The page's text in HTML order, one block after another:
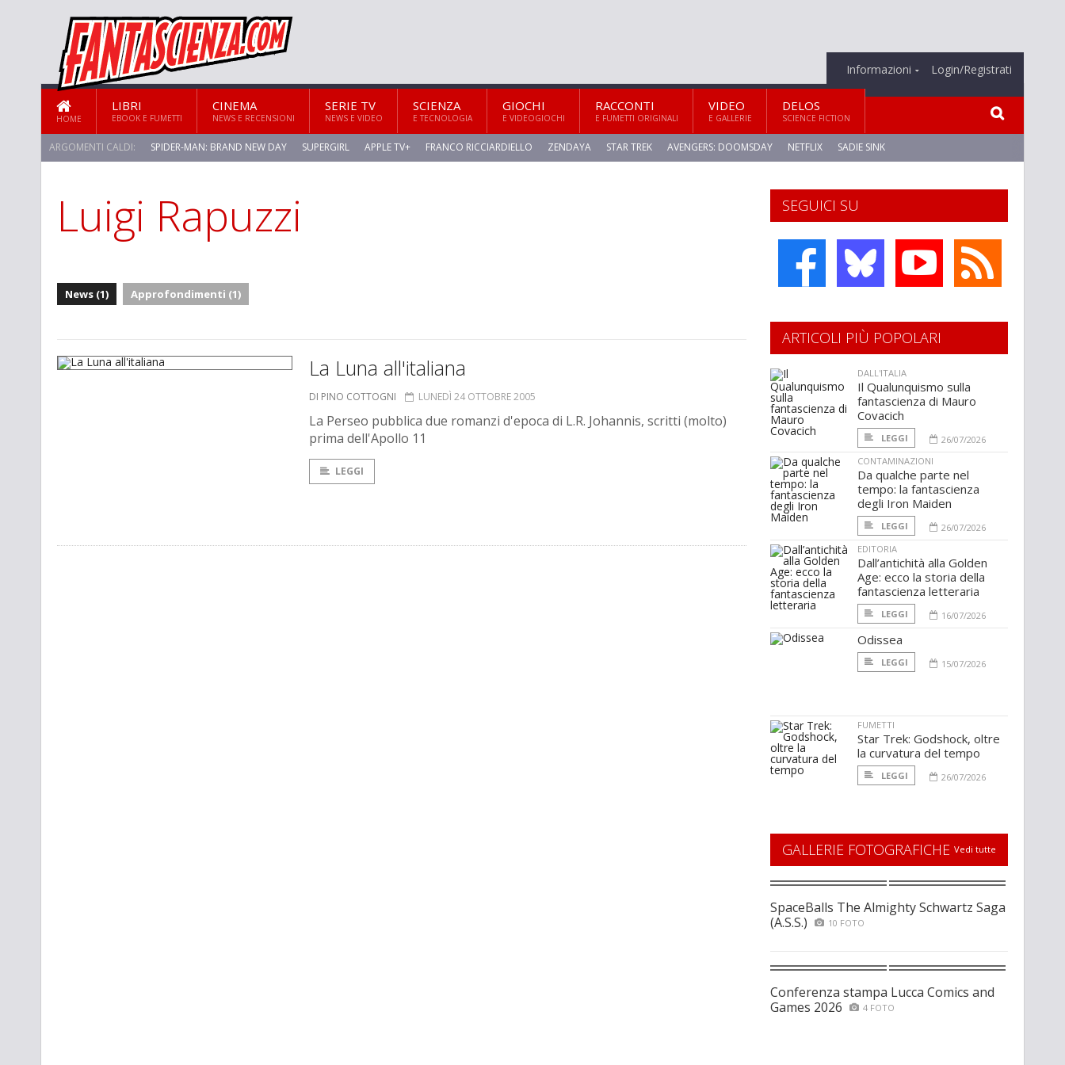
Informazioni Login/Registrati
HOME
LIBRI
EBOOK E FUMETTI
CINEMA
NEWS E RECENSIONI
SERIE TV
NEWS E VIDEO
SCIENZA
E TECNOLOGIA
GIOCHI
E VIDEOGIOCHI
RACCONTI
E FUMETTI ORIGINALI
VIDEO
E GALLERIE
DELOS
SCIENCE FICTION
ARGOMENTI CALDI: SPIDER-MAN: BRAND NEW DAY SUPERGIRL APPLE TV+ FRANCO RICCIARDIELLO ZENDAYA STAR TREK AVENGERS: DOOMSDAY NETFLIX SADIE SINK
STAR TREK: STRANGE NEW WORLDS
Luigi Rapuzzi
News (1) Approfondimenti (1)
La Luna all'italiana
DI PINO COTTOGNI LUNEDÌ 24 OTTOBRE 2005
La Perseo pubblica due romanzi d'epoca di L.R. Johannis, scritti (molto)
prima dell'Apollo 11
LEGGI
SEGUICI SU
ARTICOLI PIÙ POPOLARI
DALL'ITALIA
Il Qualunquismo sulla
fantascienza di Mauro
Covacich
LEGGI
26/07/2026
CONTAMINAZIONI
Da qualche parte nel
tempo: la fantascienza
degli Iron Maiden
LEGGI
26/07/2026
EDITORIA
Dall’antichità alla Golden
Age: ecco la storia della
fantascienza letteraria
LEGGI 16/07/2026
Odissea
LEGGI 15/07/2026
FUMETTI
Star Trek: Godshock, oltre
la curvatura del tempo
LEGGI 26/07/2026
GALLERIE FOTOGRAFICHE Vedi tutte
SpaceBalls The Almighty Schwartz Saga
(A.S.S.)
10 FOTO
Conferenza stampa Lucca Comics and
Games 2026
4 FOTO